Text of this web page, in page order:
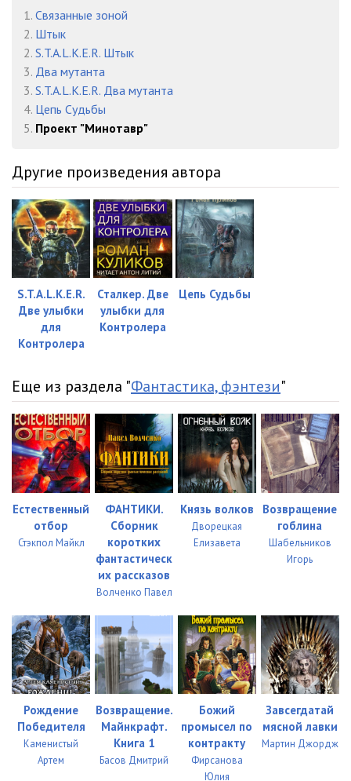
1. Связанные зоной
2. Штык
2. S.T.A.L.K.E.R. Штык
3. Два мутанта
3. S.T.A.L.K.E.R. Два мутанта
4. Цепь Судьбы
5. Проект "Минотавр"
Другие произведения автора
S.T.А.L.K.Е.R.
Две улыбки
для
Контролера
Сталкер. Две
улыбки для
Контролера
Цепь Судьбы
Еще из раздела "Фантастика, фэнтези"
Естественный
отбор
Стэкпол Майкл
ФАНТИКИ.
Сборник
коротких
фантастическ
их рассказов
Волченко Павел
Князь волков
Дворецкая
Елизавета
Возвращение
гоблина
Шабельников
Игорь
Рождение
Победителя
Каменистый
Артем
Возвращение.
Майнкрафт.
Книга 1
Басов Дмитрий
Божий
промысел по
контракту
Фирсанова
Юлия
Завсегдатай
мясной лавки
Мартин Джордж